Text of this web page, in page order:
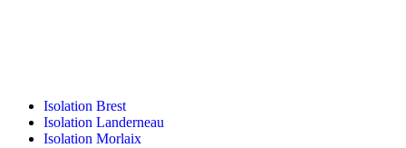
Isolation Brest
Isolation Landerneau
Isolation Morlaix